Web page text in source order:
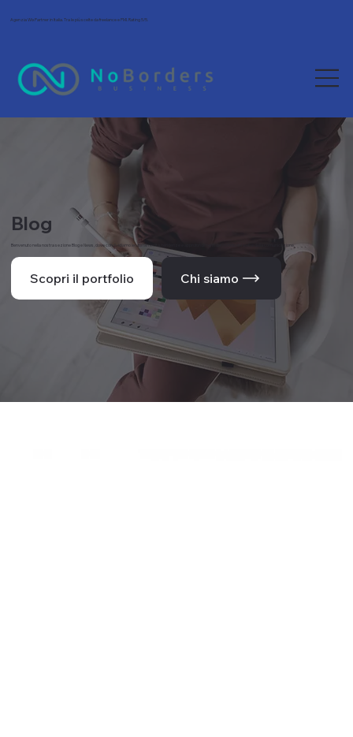
Agenzia Wix Partner in Italia. Tra le più scelte da freelance e PMI. Rating 5/5.
Blog
Benvenuto nella nostra sezione Blog e News, dove condividiamo le ultime novità, tendenze e approfondimenti dal mondo del web e della comunicazione.
Scopri il portfolio Chi siamo